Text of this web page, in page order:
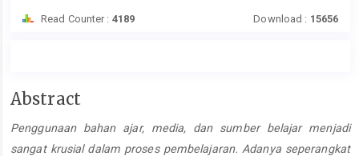
Read Counter : 4189 Download : 15656
Main
Content
Abstract
Penggunaan bahan ajar, media, dan sumber belajar menjadi
sangat krusial dalam proses pembelajaran. Adanya seperangkat